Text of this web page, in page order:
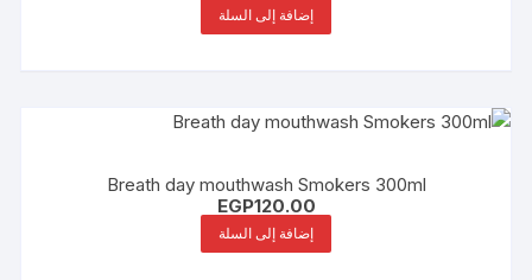
إضافة إلى السلة
Breath day mouthwash Smokers 300ml
EGP120.00
إضافة إلى السلة